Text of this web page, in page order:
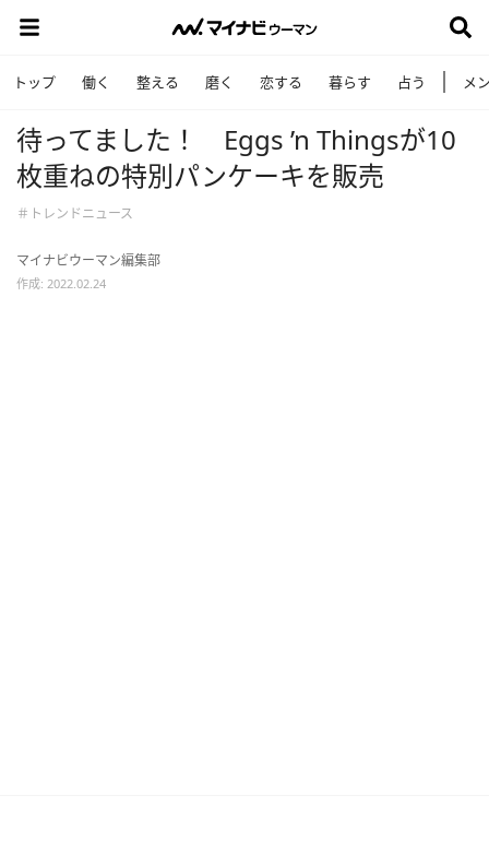
トップ 働く 整える 磨く 恋する 暮らす 占う メ
待ってました！ Eggs ’n Thingsが10
枚重ねの特別パンケーキを販売
＃トレンドニュース
マイナビウーマン編集部
作成: 2022.02.24